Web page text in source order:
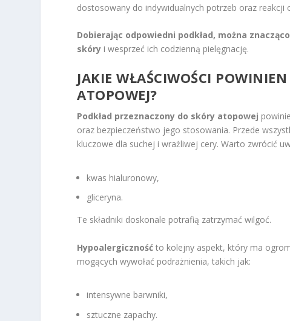
dostosowany do indywidualnych potrzeb oraz reakcji
Dobierając odpowiedni podkład, można
skóry i wesprzeć ich codzienną pielęgnację.
JAKIE WŁAŚCIWOŚCI
ATOPOWEJ?
Podkład przeznaczony do skóry atopowej
oraz bezpieczeństwo jego stosowania. Przede
kluczowe dla suchej i wrażliwej cery. Warto zwrócić
kwas hialuronowy,
gliceryna.
Te składniki doskonale potrafią zatrzymać wilgoć.
Hypoalergiczność to kolejny aspekt, który ma
mogących wywołać podrażnienia, takich jak:
intensywne barwniki,
sztuczne zapachy.